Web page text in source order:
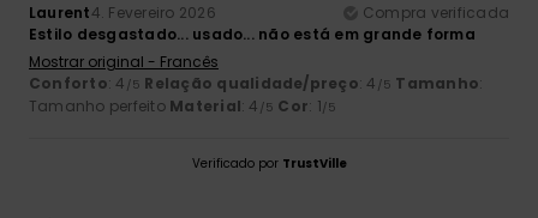
Laurent4. Fevereiro 2026
Compra verificada
Estilo desgastado... usado... não está em grande forma
Mostrar original - Francês
Conforto: 4 /5 Relação qualidade/preço: 4 /5 Tamanho:
Tamanho perfeito Material: 4 /5 Cor: 1/5
Verificado por TrustVille